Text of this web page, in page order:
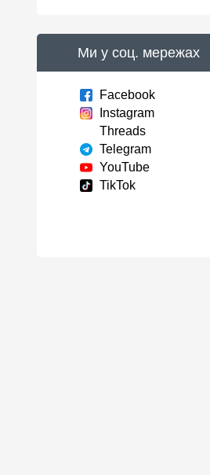
Ми у соц. мережах
Facebook
Instagram
Threads
Telegram
YouTube
TikTok